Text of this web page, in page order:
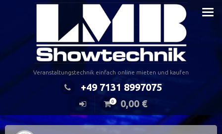
Veranstaltungstechnik einfach online mieten und kaufen
+49 7131 8997075
0 0,00 €